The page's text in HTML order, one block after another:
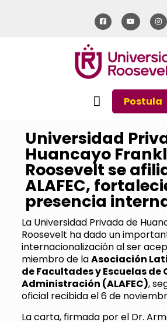
Postula
Universidad
Huancayo
Roosevelt se
ALAFEC,
presencia
La Universidad Privada de
Roosevelt ha dado un
internacionalización al ser
miembro de laAsociación
de Facultades y Escuelas
Administración (ALAFEC),
oficial recibida el 6 de
La carta, firmada por el Dr.